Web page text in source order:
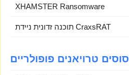
XHAMSTER Ransomware
תוכנה זדונית ניידת CraxsRAT
סוסים טרויאנים פופולריים